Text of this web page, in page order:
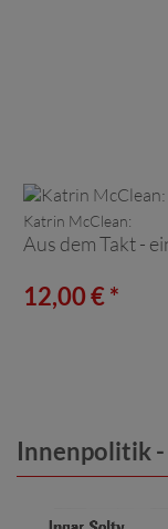
Katrin McClean:
Aus dem Takt -
12,00 € *
Innenpolitik -